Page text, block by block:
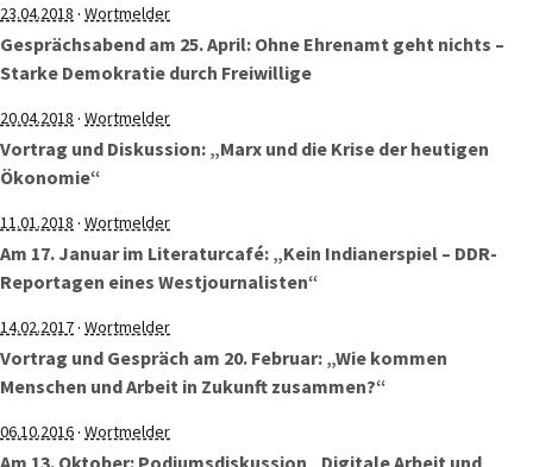
23.04.2018 · Wortmelder
Gesprächsabend am 25. April: Ohne Ehrenamt geht nichts –
Starke Demokratie durch Freiwillige
20.04.2018 · Wortmelder
Vortrag und Diskussion: „Marx und die Krise der heutigen
Ökonomie“
11.01.2018 · Wortmelder
Am 17. Januar im Literaturcafé: „Kein Indianerspiel – DDR-
Reportagen eines Westjournalisten“
14.02.2017· Wortmelder
Vortrag und Gespräch am 20. Februar: „Wie kommen
Menschen und Arbeit in Zukunft zusammen?“
06.10.2016· Wortmelder
Am 13. Oktober: Podiumsdiskussion „Digitale Arbeit und